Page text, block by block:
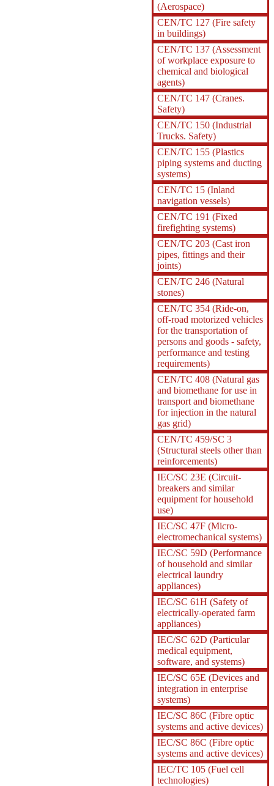
(Aerospace)
CEN/TC 127 (Fire safety
in buildings)
CEN/TC 137 (Assessment
of workplace exposure to
chemical and biological
agents)
CEN/TC 147 (Cranes.
Safety)
CEN/TC 150 (Industrial
Trucks. Safety)
CEN/TC 155 (Plastics
piping systems and ducting
systems)
CEN/TC 15 (Inland
navigation vessels)
CEN/TC 191 (Fixed
firefighting systems)
CEN/TC 203 (Cast iron
pipes, fittings and their
joints)
CEN/TC 246 (Natural
stones)
CEN/TC 354 (Ride-on,
off-road motorized vehicles
for the transportation of
persons and goods - safety,
performance and testing
requirements)
CEN/TC 408 (Natural gas
and biomethane for use in
transport and biomethane
for injection in the natural
gas grid)
CEN/TC 459/SC 3
(Structural steels other than
reinforcements)
IEC/SC 23E (Circuit-
breakers and similar
equipment for household
use)
IEC/SC 47F (Micro-
electromechanical systems)
IEC/SC 59D (Performance
of household and similar
electrical laundry
appliances)
IEC/SC 61H (Safety of
electrically-operated farm
appliances)
IEC/SC 62D (Particular
medical equipment,
software, and systems)
IEC/SC 65E (Devices and
integration in enterprise
systems)
IEC/SC 86C (Fibre optic
systems and active devices)
IEC/SC 86C (Fibre optic
systems and active devices)
IEC/TC 105 (Fuel cell
technologies)